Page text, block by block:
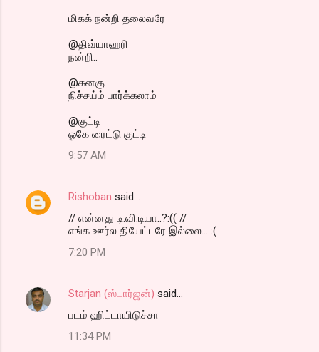
மிகக் நன்றி தலைவரே
@திவ்யாஹரி
நன்றி..
@கனகு
நிச்சய்ம் பார்க்கலாம்
@குட்டி
ஓகே ரைட்டு குட்டி
9:57 AM
Rishoban said…
// என்னது டி.வி.டியா..?:(( //
எங்க ஊர்ல தியேட்டரே இல்லை... :(
7:20 PM
Starjan (ஸ்டார்ஜன்) said…
படம் ஹிட்டாயிடுச்சா
11:34 PM